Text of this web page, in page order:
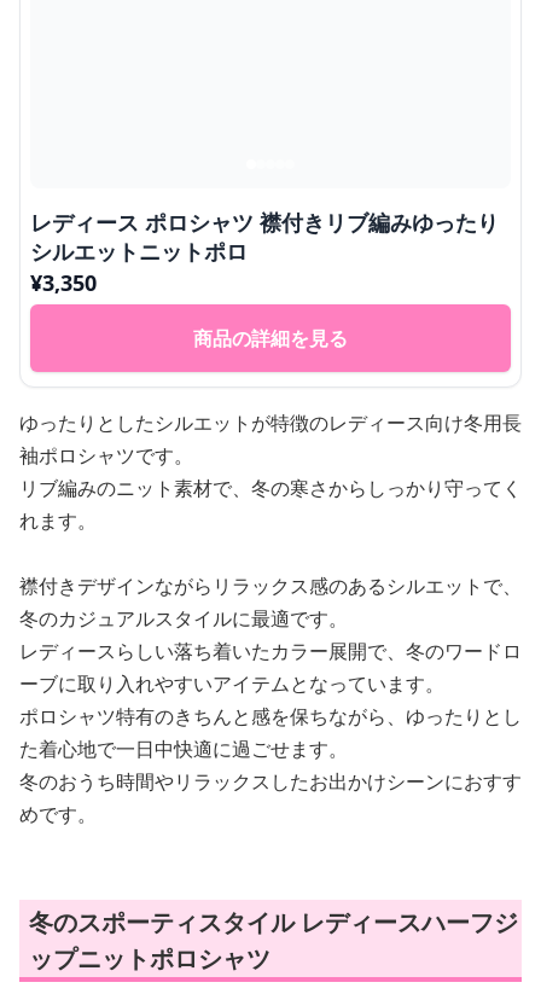
レディース ポロシャツ 襟付きリブ編みゆったり
シルエットニットポロ
¥3,350
商品の詳細を見る
ゆったりとしたシルエットが特徴のレディース向け冬用長
袖ポロシャツです。
リブ編みのニット素材で、冬の寒さからしっかり守ってく
れます。
襟付きデザインながらリラックス感のあるシルエットで、
冬のカジュアルスタイルに最適です。
レディースらしい落ち着いたカラー展開で、冬のワードロ
ーブに取り入れやすいアイテムとなっています。
ポロシャツ特有のきちんと感を保ちながら、ゆったりとし
た着心地で一日中快適に過ごせます。
冬のおうち時間やリラックスしたお出かけシーンにおすす
めです。
冬のスポーティスタイル レディースハーフジ
ップニットポロシャツ